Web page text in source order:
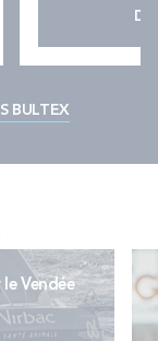
BULTEX
Vendée